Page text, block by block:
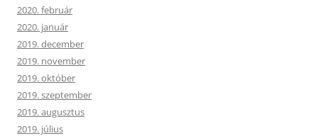
2020. február
2020. január
2019. december
2019. november
2019. október
2019. szeptember
2019. augusztus
2019. július